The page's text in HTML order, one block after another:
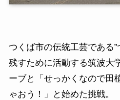
つくば市の伝統工芸である
残すために活動する筑波大
ーブと「せっかくなので田
ゃおう！」と始めた挑戦。